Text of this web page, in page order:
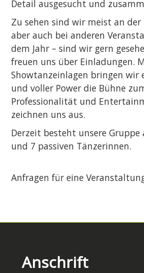
Detail ausgesucht und
Zu sehen sind wir meist an der
aber auch bei anderen
dem Jahr – sind wir gern
freuen uns über Einladungen.
Showtanzeinlagen bringen wir
und voller Power die Bühne
Professionalität und
zeichnen uns aus.
Derzeit besteht unsere Gruppe
und 7 passiven Tänzerinnen.
Anfragen für eine
Anschrift